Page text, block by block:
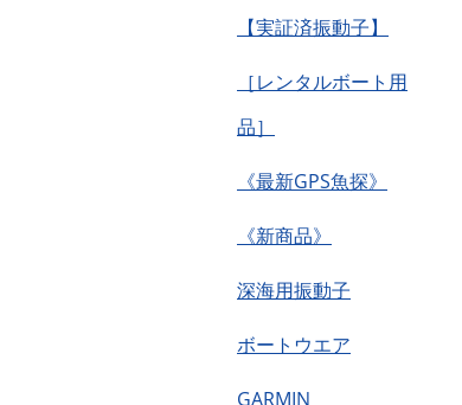
【実証済振動子】
［レンタルボート用
品］
《最新GPS魚探》
《新商品》
深海用振動子
ボートウエア
GARMIN